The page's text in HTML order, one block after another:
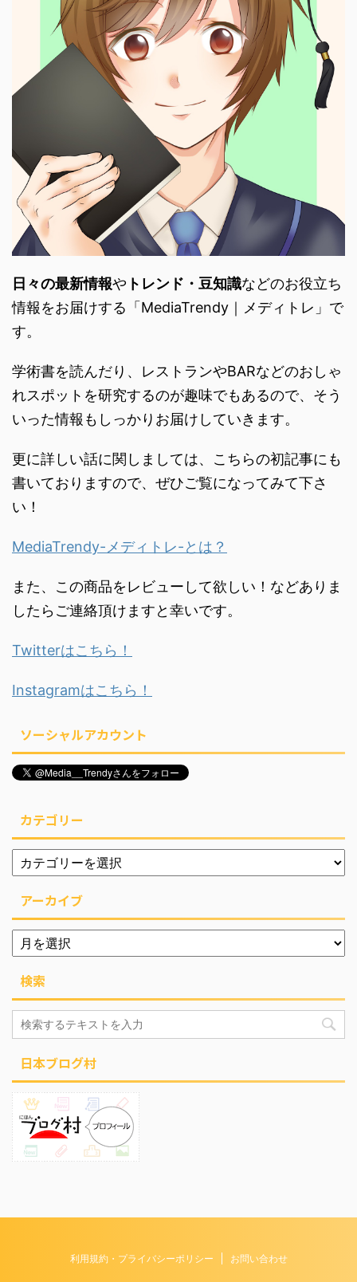
日々の最新情報や トレンド・ 豆知識などのお役立ち
情報をお届けする「 MediaTrendy｜メディトレ」で
す。
学術書を読んだり、 レストランやBARなどのおしゃ
れスポットを研究するのが趣味でもあるので、 そう
いった情報もしっかりお届けしていきます。
更に詳しい話に関しましては、こちらの初記事にも
書いておりますので、ぜひご覧になってみて下さ
い！
MediaTrendy-メディトレ-とは？
また、この商品をレビューして欲しい！などありま
したらご連絡頂けますと幸いです。
Twitterはこちら！
Instagramはこちら！
ソーシャルアカウント
カテゴリー
アーカイブ
検索
日本ブログ村
利用規約・プライバシーポリシー お問い合わせ